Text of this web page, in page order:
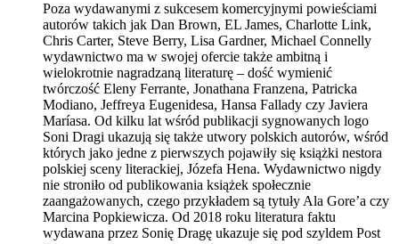
Poza wydawanymi z sukcesem komercyjnymi powieściami
autorów takich jak Dan Brown, EL James, Charlotte Link,
Chris Carter, Steve Berry, Lisa Gardner, Michael Connelly
wydawnictwo ma w swojej ofercie także ambitną i
wielokrotnie nagradzaną literaturę – dość wymienić
twórczość Eleny Ferrante, Jonathana Franzena, Patricka
Modiano, Jeffreya Eugenidesa, Hansa Fallady czy Javiera
Maríasa. Od kilku lat wśród publikacji sygnowanych logo
Soni Dragi ukazują się także utwory polskich autorów, wśród
których jako jedne z pierwszych pojawiły się książki nestora
polskiej sceny literackiej, Józefa Hena. Wydawnictwo nigdy
nie stroniło od publikowania książek społecznie
zaangażowanych, czego przykładem są tytuły Ala Gore’a czy
Marcina Popkiewicza. Od 2018 roku literatura faktu
wydawana przez Sonię Dragę ukazuje się pod szyldem Post